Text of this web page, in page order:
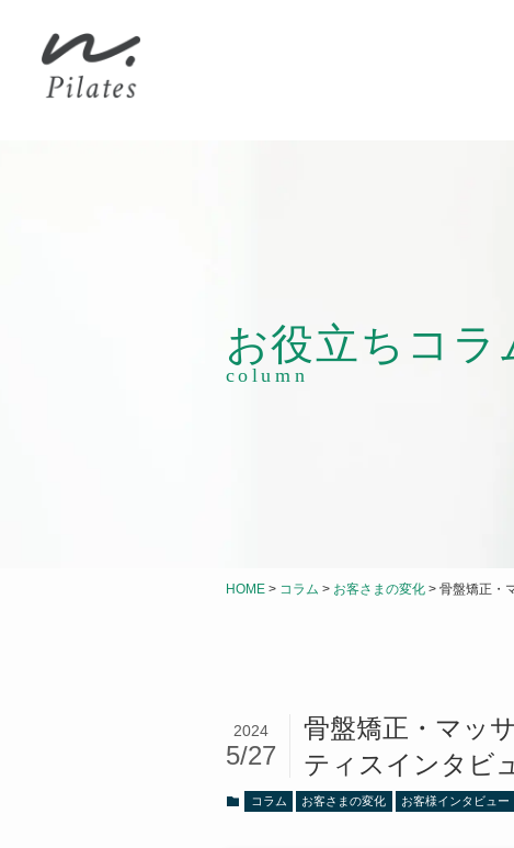
お役立ち コラ
column
HOME> コラム > お客さまの変化> 骨盤矯正・
骨盤矯正・マッ
ティスインタビ
2024
5/27
コラム お客さまの変化 お客様インタビュー